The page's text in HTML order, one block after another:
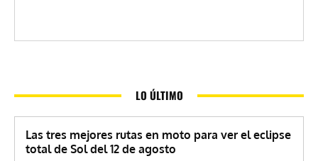
LO ÚLTIMO
Las tres mejores rutas en moto para ver el eclipse
total de Sol del 12 de agosto